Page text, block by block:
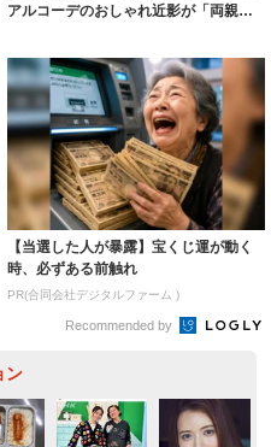
アルコーデのおしゃれ近影が「両親の
【当選した人が暴露】宝くじ運が動く
時、必ずある前触れ
PR(合同会社デジタルファーム )
Recommended by
ン